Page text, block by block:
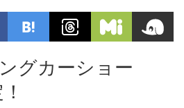
グカーショー